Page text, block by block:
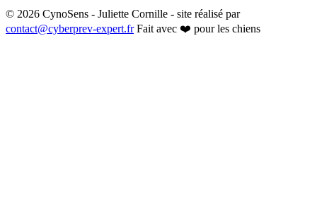
© 2026 CynoSens - Juliette Cornille - site réalisé par
contact@cyberprev-expert.fr Fait avec ❤️ pour les chiens